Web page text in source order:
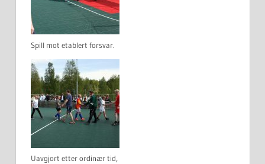
Spill mot etablert forsvar.
Uavgjort etter ordinær tid,